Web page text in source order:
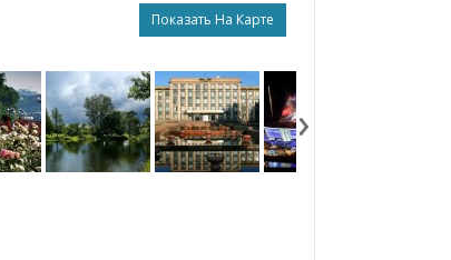
Показать На Карте